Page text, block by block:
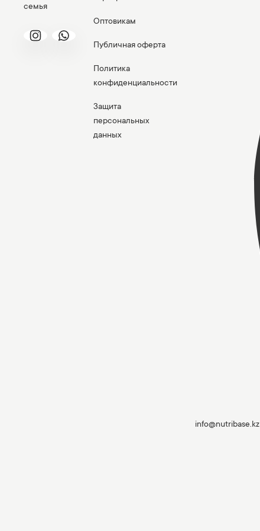
семья
Оптовикам
Публичная оферта
Политика
конфиденциальности
Защита
персональных
данных
info@nutribase.kz